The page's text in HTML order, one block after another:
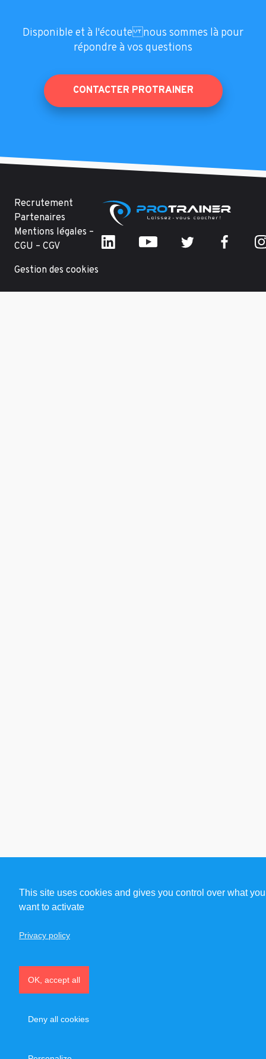
Disponible et à l'écoute nous sommes là pour
répondre à vos questions
CONTACTER PROTRAINER
Recrutement
Partenaires
Mentions légales –
CGU – CGV
Gestion des cookies
This site uses cookies and gives you control over what you
want to activate
OK, accept all
Deny all cookies
Privacy policy